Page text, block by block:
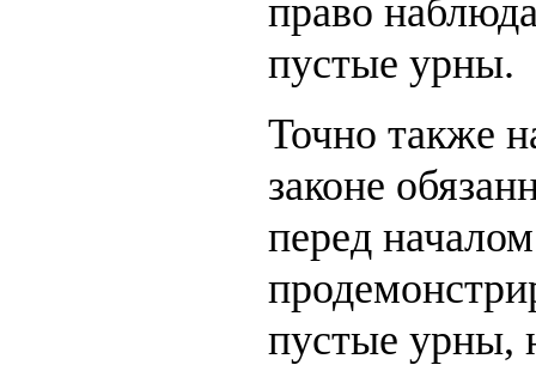
право
пустые урны.
Точно также
законе
перед
пустые урны,